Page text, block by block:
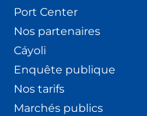
Port Center
Nos partenaires
Cáyoli
Enquête publique
Nos tarifs
Marchés publics